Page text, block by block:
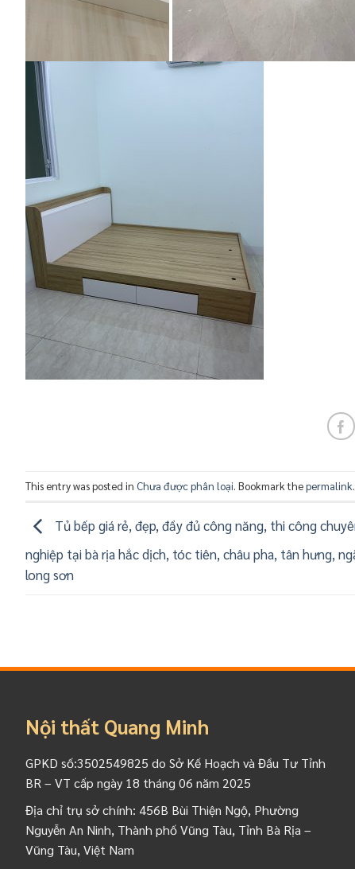
This entry was posted in Chưa được phân loại. Bookmark thepermalink.
Tủ bếp giá rẻ, đẹp, đầy đủ công năng, thi công
nghiệp tại bà rịa hắc dịch, tóc tiên, châu pha, tân hưng,
long sơn
Nội thất Quang Minh
GPKD số:3502549825 do Sở Kế Hoạch và Đầu Tư Tỉnh
BR – VT cấp ngày 18 tháng 06 năm 2025
Địa chỉ trụ sở chính: 456B Bùi Thiện Ngộ, Phường
Nguyễn An Ninh, Thành phố Vũng Tàu, Tỉnh Bà Rịa –
Vũng Tàu, Việt Nam